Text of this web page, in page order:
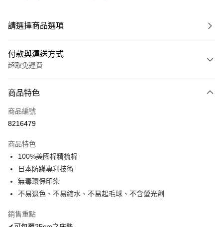
請選擇商品選項
付款與運送方式
超取免運費
信用卡一次付款
超商取貨付款
Apple Pay
悠遊付
Google Pay
AFTEE先享後付
相關說明
商品特色
商品編號
8216479
商品特色
100%美國棉精梳棉
日本防蹣專利技術
無毒環保印染
不易退色、不易縮水、不易起毛球、不含螢光劑
銷售重點